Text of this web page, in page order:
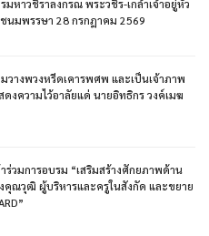
หาวชิราลงกรณ พระวชิร-เกล้าเจ้าอยู่หัว
นมพรรษา 28 กรกฎาคม 2569
วางพวงหรีดเคารพศพ และเป็นเจ้าภาพ
งความไว้อาลัยแด่ นายอิทธิกร วงค์เมฆ
ร่วมการอบรม “เสริมสร้างศักยภาพด้าน
ณวุฒิ ผู้บริหารและครูในสังกัด และขยาย